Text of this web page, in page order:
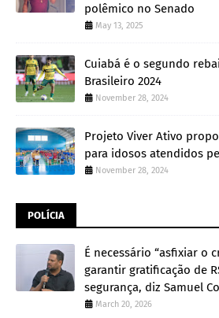
polêmico no Senado
May 13, 2025
Cuiabá é o segundo
Brasileiro 2024
November 28, 2024
Projeto Viver Ativo
para idosos atendidos
November 28, 2024
POLÍCIA
É necessário “asfixiar o
garantir gratificação de
segurança, diz Samuel
March 20, 2026